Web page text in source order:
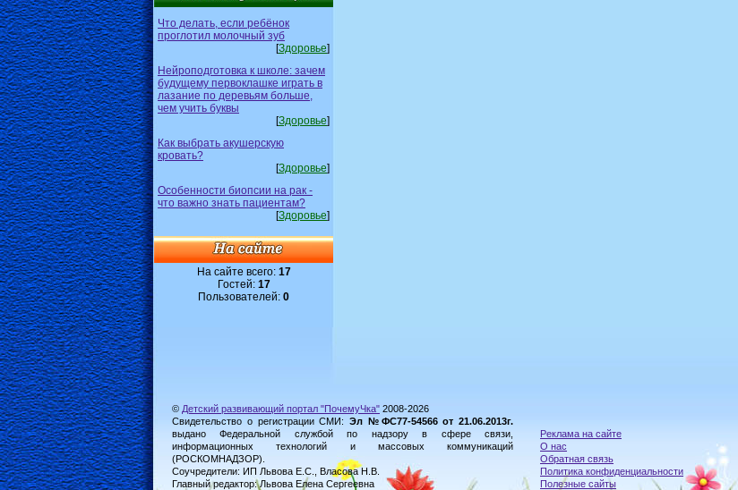
Что делать, если ребёнок
проглотил молочный зуб
[Здоровье]
Нейроподготовка к школе: зачем
будущему первоклашке играть в
лазание по деревьям больше,
чем учить буквы
[Здоровье]
Как выбрать акушерскую
кровать?
[Здоровье]
Особенности биопсии на рак -
что важно знать пациентам?
[Здоровье]
На сайте всего: 17
Гостей: 17
Пользователей: 0
© Детский развивающий портал "ПочемуЧка" 2008-2026
Свидетельство о регистрации СМИ: Эл №ФС77-54566 от 21.06.2013г.
выдано Федеральной службой по надзору в сфере связи,
информационных технологий и массовых коммуникаций
(РОСКОМНАДЗОР).
Соучредители: ИП Львова Е.С., Власова Н.В.
Главный редактор: Львова Елена Сергеевна
Реклама на сайте
О нас
Обратная связь
Политика конфиденциальности
Полезные сайты